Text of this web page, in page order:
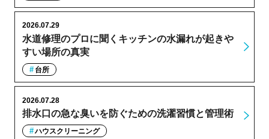
水道修理のプロに聞くキッチンの水漏れが起きや
すい場所の真実
2026.07.29
台所
排水口の急な臭いを防ぐための洗濯習慣と管理術
2026.07.28
ハウスクリーニング